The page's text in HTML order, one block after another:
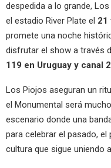
despedida a lo grande,
el estadio River Plate el 21
promete una noche
disfrutar el show a través
119 en Uruguay y canal
Los Piojos aseguran un
el Monumental será
escenario donde una
para celebrar el pasado,
cultura que sigue uniendo